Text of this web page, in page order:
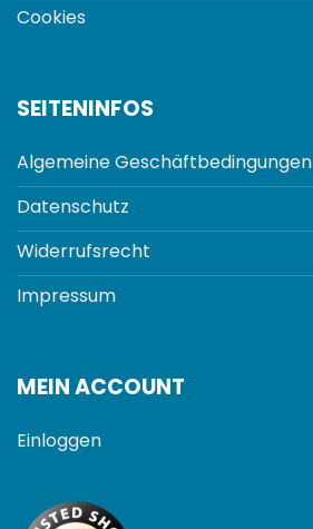
Cookies
SEITENINFOS
Algemeine Geschäftbedingungen
Datenschutz
Widerrufsrecht
Impressum
MEIN ACCOUNT
Einloggen